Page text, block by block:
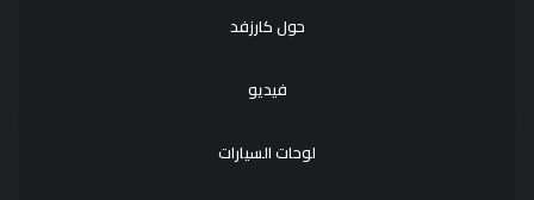
حول كارزفد
فيديو
لوحات السيارات